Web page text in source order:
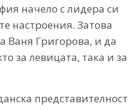
начело с лидера си
настроения. Затова
Ваня Григорова, и да
за левицата, така и за
представителност